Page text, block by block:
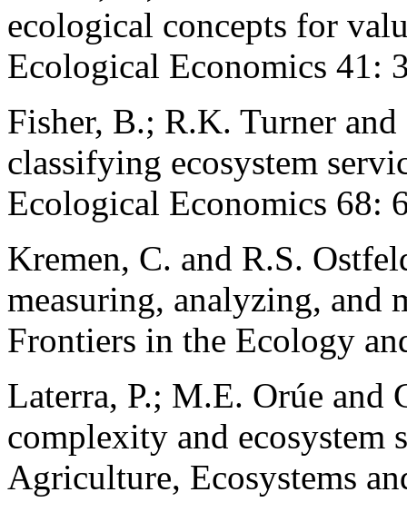
ecological concepts for
Ecological Economics 41:
Fisher, B.; R.K. Turner
classifying ecosystem
Ecological Economics 68:
Kremen, C. and R.S.
measuring, analyzing, and
Frontiers in the Ecology
Laterra, P.; M.E. Orúe and
complexity and ecosystem
Agriculture, Ecosystems